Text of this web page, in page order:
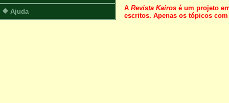
Ajuda A Revista Kairos é um projeto
escritos. Apenas os tópicos